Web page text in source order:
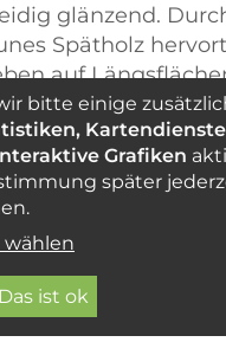
glän­zend.
Spät­holz
auf
ähnlich
Markstrahlen
als sehr
noch
vereinzelt bei
als feine dunkle
wahrzuneh­men.
Faserverlauf
mit
bitte einige
Grafiken
später
wählen
Das ist ok